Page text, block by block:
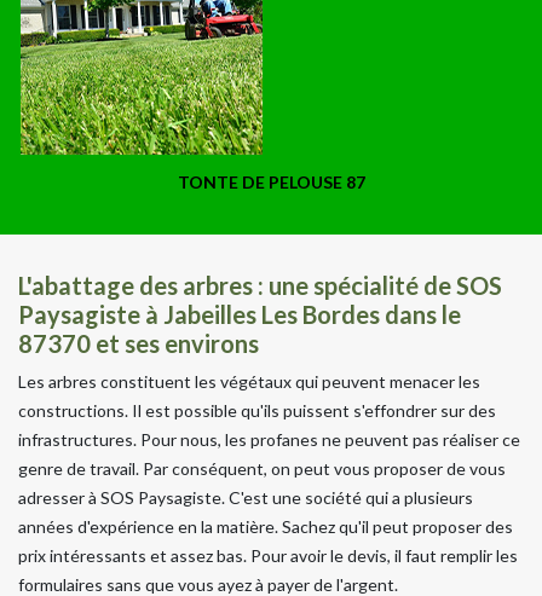
TONTE DE PELOUSE 87
L'abattage des arbres : une spécialité de SOS
Paysagiste à Jabeilles Les Bordes dans le
87370 et ses environs
Les arbres constituent les végétaux qui peuvent menacer les
constructions. Il est possible qu'ils puissent s'effondrer sur des
infrastructures. Pour nous, les profanes ne peuvent pas réaliser ce
genre de travail. Par conséquent, on peut vous proposer de vous
adresser à SOS Paysagiste. C'est une société qui a plusieurs
années d'expérience en la matière. Sachez qu'il peut proposer des
prix intéressants et assez bas. Pour avoir le devis, il faut remplir les
formulaires sans que vous ayez à payer de l'argent.